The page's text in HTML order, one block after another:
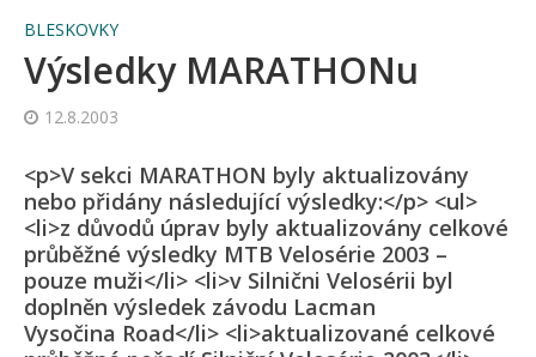
BLESKOVKY
Výsledky MARATHONu
12.8.2003
<p>V sekci MARATHON byly aktualizovány
nebo přidány následující výsledky:</p> <ul>
<li>z důvodů úprav byly aktualizovány celkové
průběžné výsledky MTB Velosérie 2003 –
pouze muži</li> <li>v Silnični Velosérii byl
doplněn výsledek závodu Lacman
Vysočina Road</li> <li>aktualizované celkové